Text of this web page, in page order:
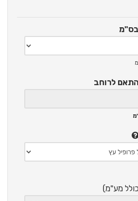
לרוחב
מע"מ)